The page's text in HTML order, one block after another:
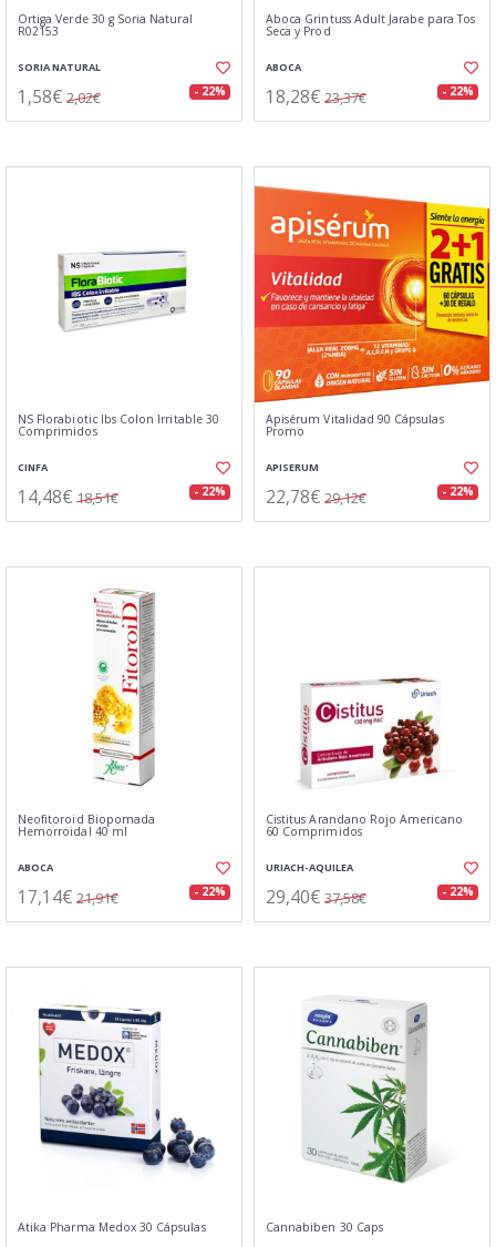
Ortiga Verde 30 g Soria Natural
R02153
SORIA NATURAL
1,58€ 2,02€ - 22%
Aboca Grintuss Adult Jarabe para Tos
Seca y Prod
ABOCA
18,28€ 23,37€ - 22%
NS Florabiotic Ibs Colon Irritable 30
Comprimidos
CINFA
14,48€ 18,51€ - 22%
Apisérum Vitalidad 90 Cápsulas
Promo
APISERUM
22,78€ 29,12€ - 22%
Neofitoroid Biopomada
Hemorroidal 40 ml
ABOCA
17,14€ 21,91€ - 22%
Cistitus Arandano Rojo Americano
60 Comprimidos
URIACH-AQUILEA
29,40€ 37,58€ - 22%
Atika Pharma Medox 30 Cápsulas Cannabiben 30 Caps